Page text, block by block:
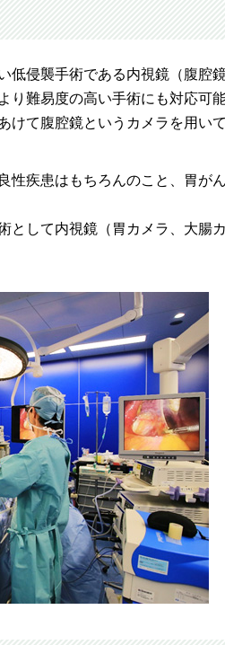
低侵襲手術である内視鏡（腹腔
り難易度の高い手術にも対応可能
けて腹腔鏡というカメラを用い
性疾患はもちろんのこと、胃が
として内視鏡（胃カメラ、大腸